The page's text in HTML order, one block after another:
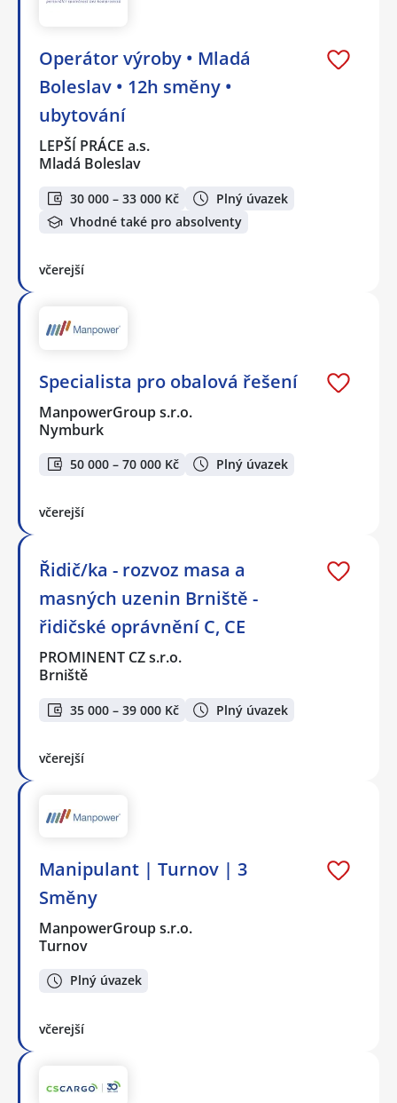
Operátor výroby • Mladá
Boleslav • 12h směny •
ubytování
LEPŠÍ PRÁCE a.s.
Mladá Boleslav
30 000 – 33 000 Kč
Plný úvazek
Vhodné také pro absolventy
včerejší
Specialista pro obalová řešení
ManpowerGroup s.r.o.
Nymburk
50 000 – 70 000 Kč Plný úvazek
včerejší
Řidič/ka - rozvoz masa a
masných uzenin Brniště -
řidičské oprávnění C, CE
PROMINENT CZ s.r.o.
Brniště
35 000 – 39 000 Kč Plný úvazek
včerejší
Manipulant | Turnov | 3
Směny
ManpowerGroup s.r.o.
Turnov
Plný úvazek
včerejší